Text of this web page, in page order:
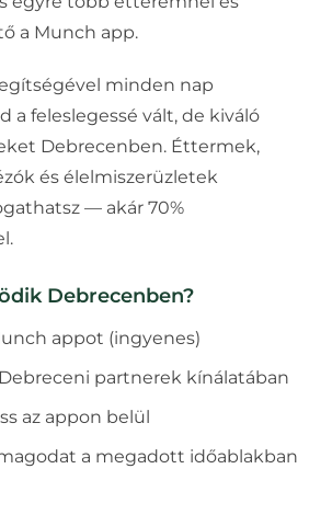
a Munch app.
minden nap
a feleslegessé vált, de kiváló
Debrecenben. Éttermek,
és élelmiszerüzletek
— akár 70%
Debrecenben?
appot (ingyenes)
Debreceni partnerek kínálatában
az appon belül
a megadott időablakban